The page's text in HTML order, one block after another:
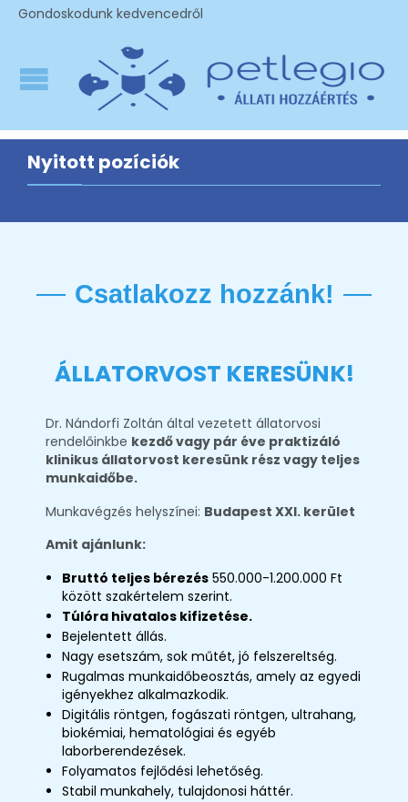
Gondoskodunk kedvencedről
Nyitott pozíciók
Csatlakozz hozzánk!
ÁLLATORVOST KERESÜNK!
Dr. Nándorfi Zoltán által vezetett állatorvosi
rendelőinkbe kezdő vagy pár éve praktizáló
klinikus állatorvost keresünk rész vagy teljes
munkaidőbe.
Munkavégzés helyszínei: Budapest XXI. kerület
Amit ajánlunk:
Bruttó teljes bérezés 550.000-1.200.000 Ft
között szakértelem szerint.
Túlóra hivatalos kifizetése.
Bejelentett állás.
Nagy esetszám, sok műtét, jó felszereltség.
Rugalmas munkaidőbeosztás, amely az egyedi
igényekhez alkalmazkodik.
Digitális röntgen, fogászati röntgen, ultrahang,
biokémiai, hematológiai és egyéb
laborberendezések.
Folyamatos fejlődési lehetőség.
Stabil munkahely, tulajdonosi háttér.